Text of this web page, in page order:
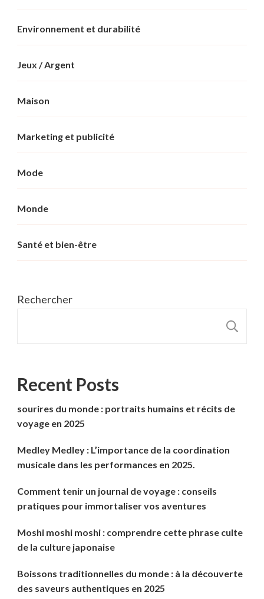
Environnement et durabilité
Jeux / Argent
Maison
Marketing et publicité
Mode
Monde
Santé et bien-être
Rechercher
Recent Posts
sourires du monde : portraits humains et récits de
voyage en 2025
Medley Medley : L’importance de la coordination
musicale dans les performances en 2025.
Comment tenir un journal de voyage : conseils
pratiques pour immortaliser vos aventures
Moshi moshi moshi : comprendre cette phrase culte
de la culture japonaise
Boissons traditionnelles du monde : à la découverte
des saveurs authentiques en 2025